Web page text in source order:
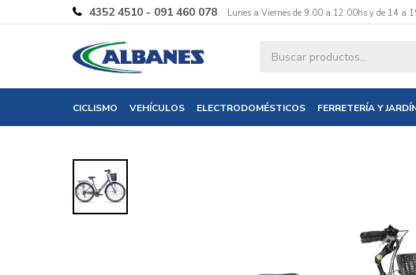
CICLISMO VEHÍCULOS ELECTRODOMÉSTICOS FERRETERÍA Y
4352 4510 - 091 460 078 Lunes a Viernes de 9.00 a 12.00hs y de 14 a
Ingresa tus datos y te